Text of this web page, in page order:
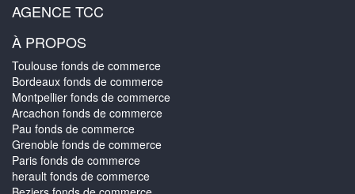
AGENCE TCC
À PROPOS
Toulouse fonds de commerce
Bordeaux fonds de commerce
Montpellier fonds de commerce
Arcachon fonds de commerce
Pau fonds de commerce
Grenoble fonds de commerce
Paris fonds de commerce
herault fonds de commerce